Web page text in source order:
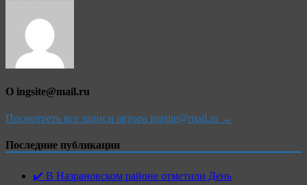
О ingsite@mail.ru
Посмотреть все записи автора ingsite@mail.ru →
Последние публикации
✔️ В Назрановском районе отметили День